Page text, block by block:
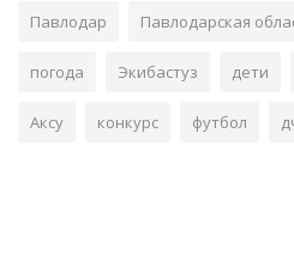
Павлодар Павлодарская
погода Экибастуз дети
Аксу конкурс футбол